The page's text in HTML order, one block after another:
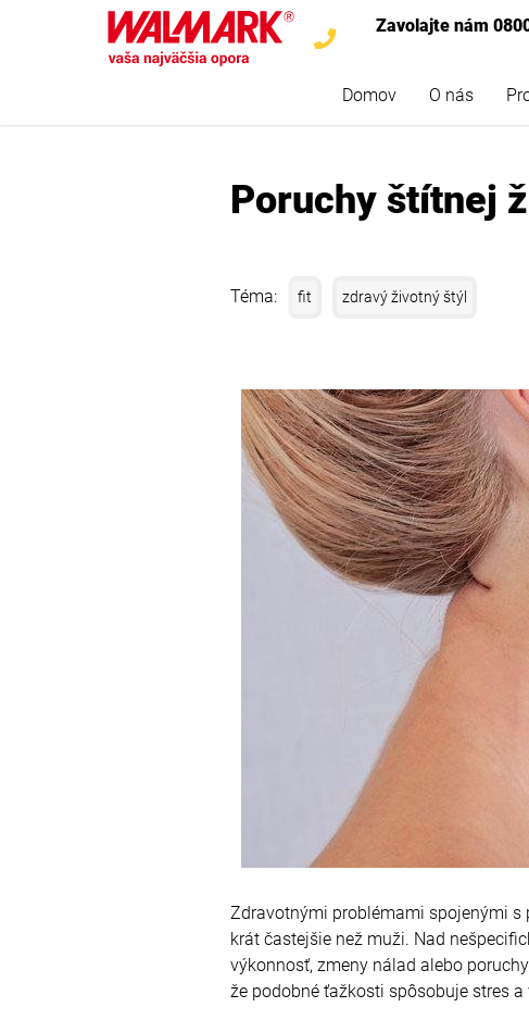
Zavolajte nám
Domov O nás
Poruchy štítnej
Téma: fit zdravý životný štýl
Zdravotnými problémami spojenými
krát častejšie než muži. Nad
výkonnosť, zmeny nálad alebo
že podobné ťažkosti spôsobuje stres